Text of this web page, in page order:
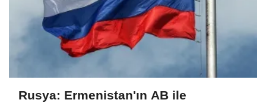
Rusya: Ermenistan'ın AB ile